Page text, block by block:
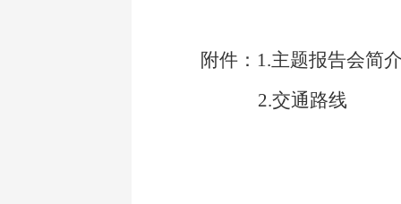
附件： 1.主题报告会简
2.交通路线